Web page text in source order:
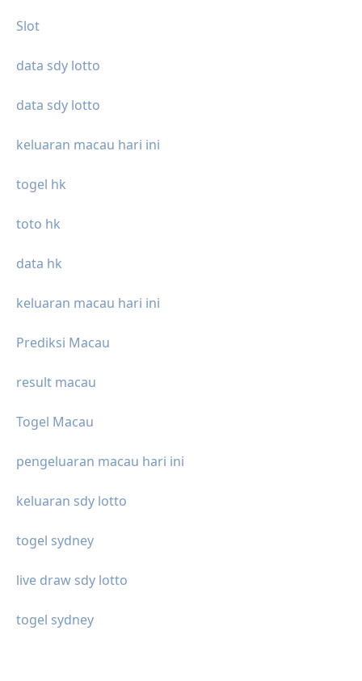
Slot
data sdy lotto
data sdy lotto
keluaran macau hari ini
togel hk
toto hk
data hk
keluaran macau hari ini
Prediksi Macau
result macau
Togel Macau
pengeluaran macau hari ini
keluaran sdy lotto
togel sydney
live draw sdy lotto
togel sydney